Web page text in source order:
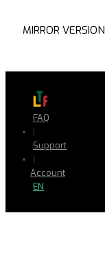
MIRROR
FAQ
|
Support
|
Account
EN